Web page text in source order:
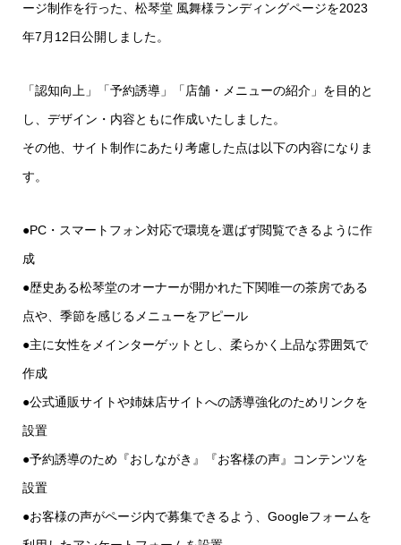
ージ制作を行った、松琴堂 風舞様ランディングページを2023
年7月12日公開しました。
「認知向上」「予約誘導」「店舗・メニューの紹介」を目的と
し、デザイン・内容ともに作成いたしました。
その他、サイト制作にあたり考慮した点は以下の内容になりま
す。
●PC・スマートフォン対応で環境を選ばず閲覧できるように作
成
●歴史ある松琴堂のオーナーが開かれた下関唯一の茶房である
点や、季節を感じるメニューをアピール
●主に女性をメインターゲットとし、柔らかく上品な雰囲気で
作成
●公式通販サイトや姉妹店サイトへの誘導強化のためリンクを
設置
●予約誘導のため『おしながき』『お客様の声』コンテンツを
設置
●お客様の声がページ内で募集できるよう、Googleフォームを